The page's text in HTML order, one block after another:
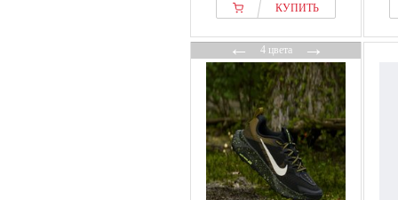
КУПИТЬ
←4 цвета→